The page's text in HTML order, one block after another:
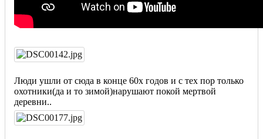
Люди ушли от сюда в конце 60х годов и с тех пор только
охотники(да и то зимой)нарушают покой мертвой
деревни..